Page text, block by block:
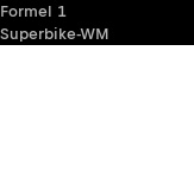
Formel 1
Superbike-WM